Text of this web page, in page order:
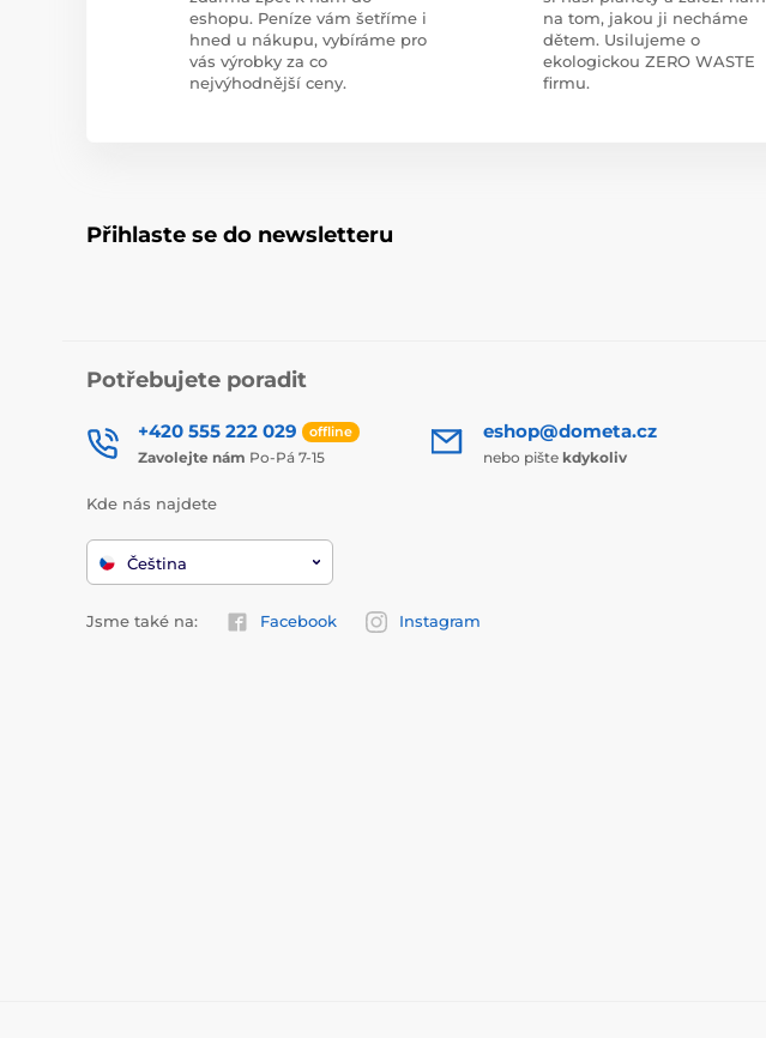
eshopu. Peníze vám šetříme i
hned u nákupu, vybíráme pro
vás výrobky za co
nejvýhodnější ceny.
na tom, jakou ji necháme
dětem. Usilujeme o
ekologickou ZERO WASTE
firmu.
Přihlaste se do newsletteru
Potřebujete poradit
+420 555 222 029 offline
Zavolejte nám Po-Pá 7-15
eshop@dometa.cz
nebo pište kdykoliv
Kde nás najdete
Čeština
Jsme také na: Facebook Instagram